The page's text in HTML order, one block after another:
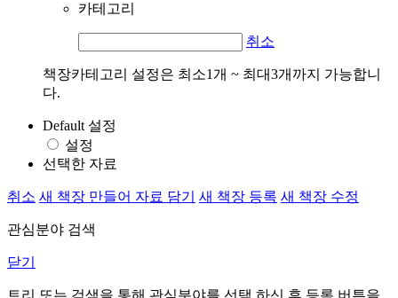
카테고리
취소
책장카테고리 설정은 최소1개 ~ 최대3개까지 가능합니
다.
Default 설정
설정
선택한 자료
취소 새 책장 만들어 자료 담기 새 책장 등록 새 책장 수정
관심분야 검색
닫기